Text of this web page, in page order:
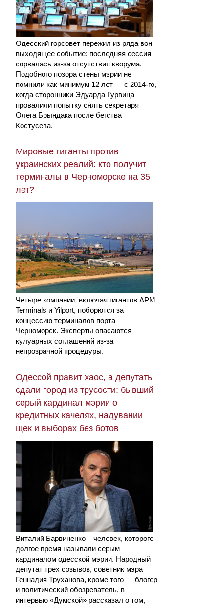
Одесский горсовет пережил из ряда вон
выходящее событие: последняя сессия
сорвалась из-за отсутствия кворума.
Подобного позора стены мэрии не
помнили как минимум 12 лет — с 2014-го,
когда сторонники Эдуарда Гурвица
провалили попытку снять секретаря
Олега Брындака после бегства
Костусева.
Мировые гиганты против
украинских реалий: кто получит
терминалы в Черноморске на 35
лет?
Четыре компании, включая гигантов APM
Terminals и Yilport, поборются за
концессию терминалов порта
Черноморск. Эксперты опасаются
кулуарных соглашений из-за
непрозрачной процедуры.
Одессой правит хаос, а депутаты
сдали город из трусости: бывший
серый кардинал мэрии о
кредитных качелях, надувании
щек и выборах без ботов
Виталий Барвиненко – человек, которого
долгое время называли серым
кардиналом одесской мэрии. Народный
депутат трех созывов, советник мэра
Геннадия Труханова, кроме того — блогер
и политический обозреватель, в
интервью «Думской» рассказал о том,